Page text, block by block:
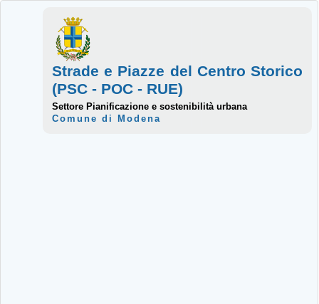
Strade e Piazze del Centro Storico
(PSC - POC - RUE)
Settore Pianificazione e sostenibilità urbana
Comune di Modena